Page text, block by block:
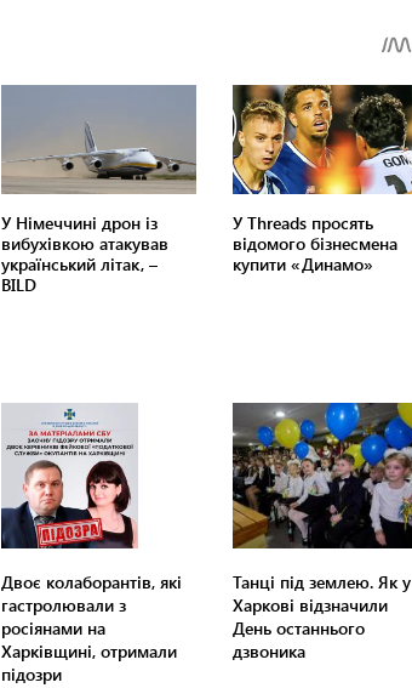
Двоє колаборантів, які
гастролювали з
росіянами на
Харківщині, отримали
підозри
Танці під землею. Як у
Харкові відзначили
День останнього
дзвоника